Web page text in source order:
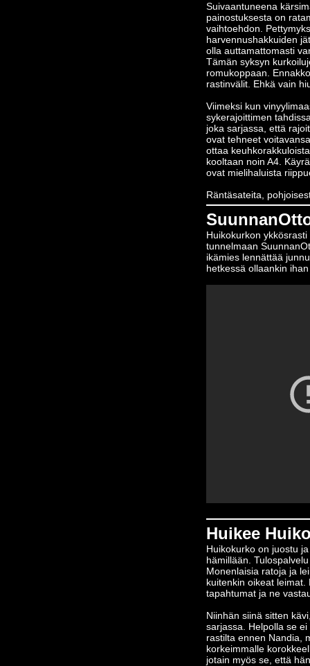
Suivaantuneena
painostuksesta on
vaihtoehdon.
harvennushakkuiden
olla auttamattomasti
Tämän syksyn
romukoppaan.
rastinvälit. Ehkä vain
Viimeksi kun
sykerajoittimen
joka sarjassa, että
ovat tehneet
ottaa
kooltaan noin A4.
ovat mielihaluista
Räntäsateita,
Huikokurkon
tunnelmaan
ikämies lennättää
hetkessä ollaankin
Huikee
Huikokurko on juostu
hämillään.
Monenlaisia ratoja ja
kuitenkin oikeat
tapahtumat ja ne
Niinhän siinä sitten
sarjassa. Helpolla se
rastilta ennen Nandia,
korkeimmalle
jotain myös se, että